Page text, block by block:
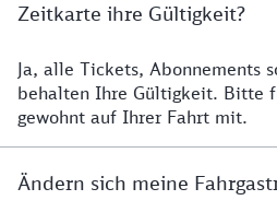
Zeitkarte ihre Gültigkeit?
Details zur Zeitkarte
Ja, alle Tickets, Abonnements
behalten Ihre Gültigkeit. Bitte
gewohnt auf Ihrer Fahrt mit.
Ändern sich meine